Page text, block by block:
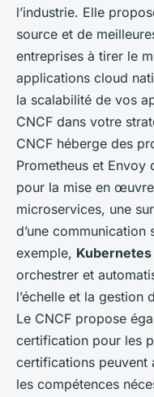
l’industrie. Elle
source et de
entreprises à tirer le
applications cloud
la scalabilité de vos
CNCF dans votre
CNCF héberge des
Prometheus et Envoy
pour la mise en
microservices, une
d’une communication
exemple, Kubernetes
orchestrer et
l’échelle et la gestion
Le CNCF propose
certification pour les
certifications peuvent
les compétences